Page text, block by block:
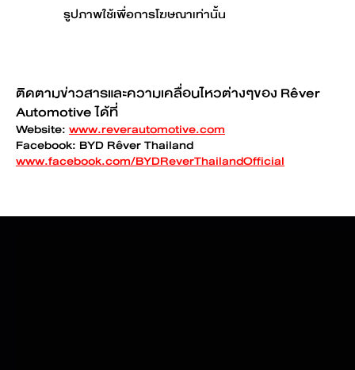
รูปภาพใช้เพื่อการโฆษณาเท่านั้น
ติดตามข่าวสารและความเคลื่อนไหวต่างๆของ Rêver
Automotive ได้ที่
Website:www.reverautomotive.com
Facebook: BYD Rêver Thailand
www.facebook.com/BYDReverThailandOfficial